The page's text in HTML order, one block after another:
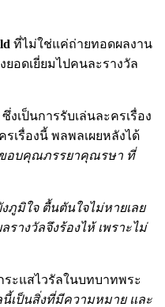
ที่ไม่ใช่แค่ถ่ายทอดผลงาน
อดเยี่ยมไปคนละรางวัล
งเป็นการรับเล่นละครเรื่อง
เรื่องนี้ พลพลเผยหลังได้
อบคุณภรรยาคุณรษา ที่
งภูมิใจ ตื้นตันใจไม่หายเลย
างวัลจึงร้องไห้ เพราะไม่
ระแสไวรัลในบทบาทพระ
นี้เป็นสิ่งที่มีความหมาย และ